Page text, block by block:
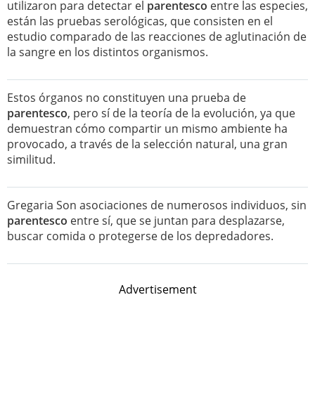
utilizaron para detectar el parentesco entre las especies,
están las pruebas serológicas, que consisten en el
estudio comparado de las reacciones de aglutinación de
la sangre en los distintos organismos.
Estos órganos no constituyen una prueba de
parentesco, pero sí de la teoría de la evolución, ya que
demuestran cómo compartir un mismo ambiente ha
provocado, a través de la selección natural, una gran
similitud.
Gregaria Son asociaciones de numerosos individuos, sin
parentesco entre sí, que se juntan para desplazarse,
buscar comida o protegerse de los depredadores.
Advertisement